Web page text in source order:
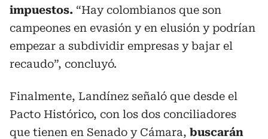
impuestos. “Hay colombianos que son
campeones en evasión y en elusión y podrían
empezar a subdividir empresas y bajar el
recaudo”, concluyó.
Finalmente, Landínez señaló que desde el
Pacto Histórico, con los dos conciliadores
que tienen en Senado y Cámara, buscarán